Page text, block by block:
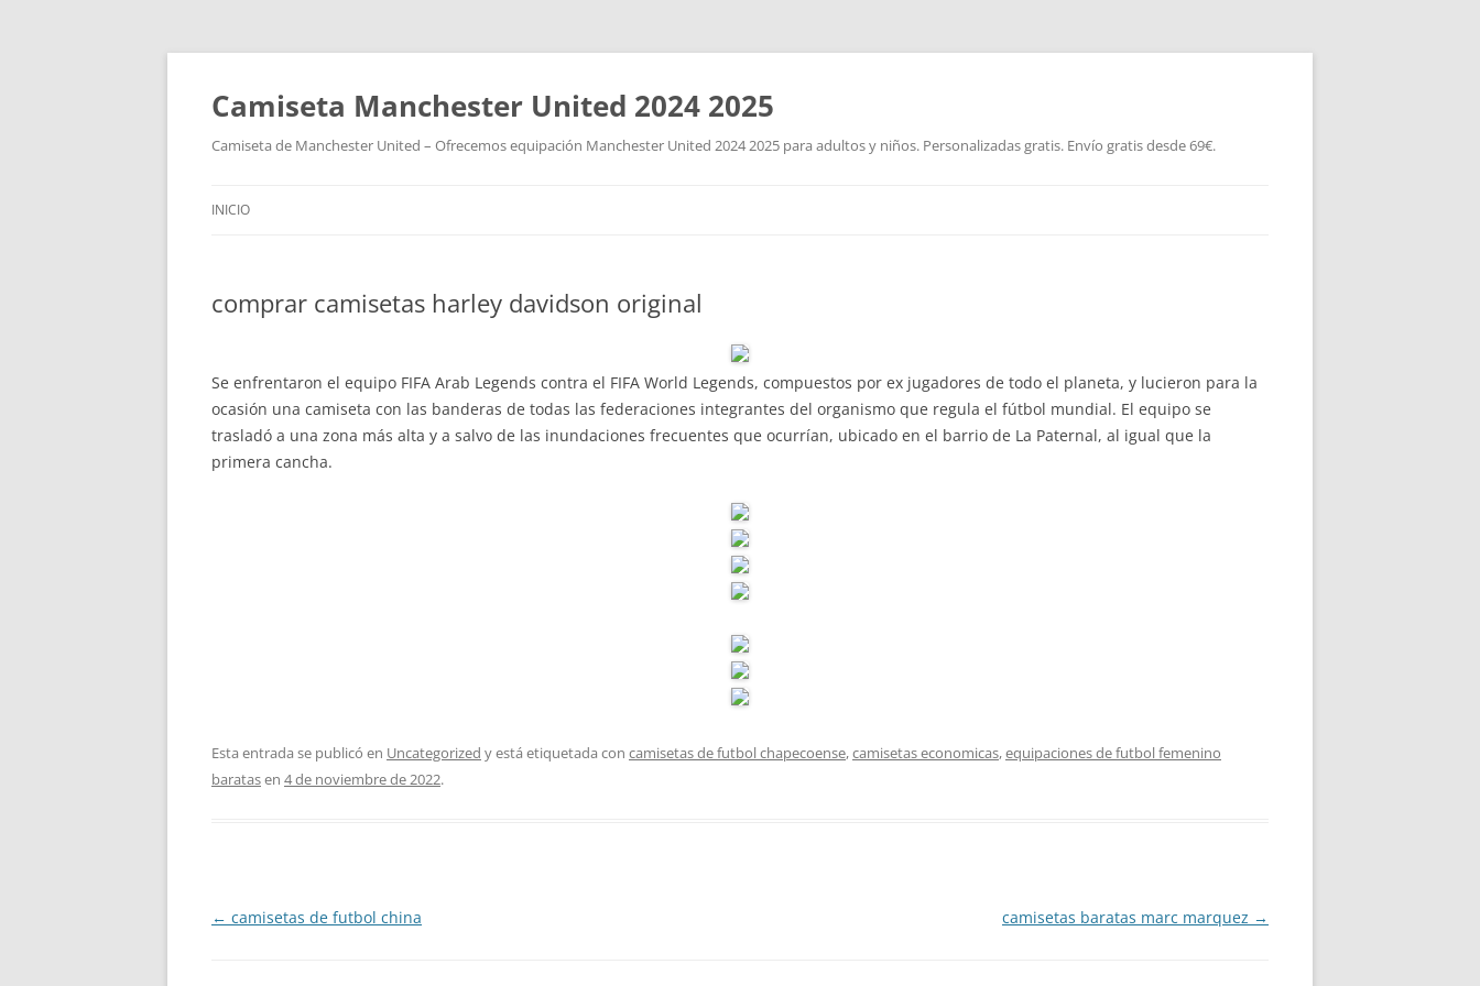
Camiseta Manchester United 2024 2025
Camiseta de Manchester United – Ofrecemos equipación Manchester United 2024 2025 para adultos y niños. Personalizadas gratis. Envío gratis desde 69€.
INICIO
comprar camisetas harley davidson original
Se enfrentaron el equipo FIFA Arab Legends contra el FIFA World Legends, compuestos por ex jugadores de todo el planeta, y lucieron para la
ocasión una camiseta con las banderas de todas las federaciones integrantes del organismo que regula el fútbol mundial. El equipo se
trasladó a una zona más alta y a salvo de las inundaciones frecuentes que ocurrían, ubicado en el barrio de La Paternal, al igual que la
primera cancha.
Esta entrada se publicó en Uncategorized y está etiquetada con camisetas de futbol chapecoense,camisetas economicas,equipaciones de futbol femenino
baratasen 4 de noviembre de 2022.
Navegación
← camisetas de futbol china camisetas baratas marc marquez →